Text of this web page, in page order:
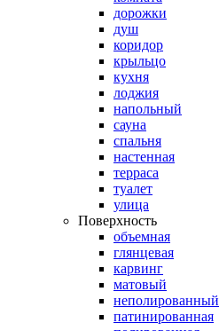
дорожки
душ
коридор
крыльцо
кухня
лоджия
напольный
сауна
спальня
настенная
терраса
туалет
улица
Поверхность
объемная
глянцевая
карвинг
матовый
неполированный
патинированная